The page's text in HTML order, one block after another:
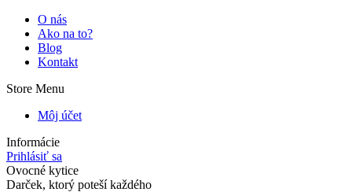
Skip
content
O nás
Ako na to?
Blog
Kontakt
Store Menu
Môj účet
Informácie
Prihlásiť sa
Facebook
page
Instagram
page
Ovocné kytice
Darček, ktorý poteší každého